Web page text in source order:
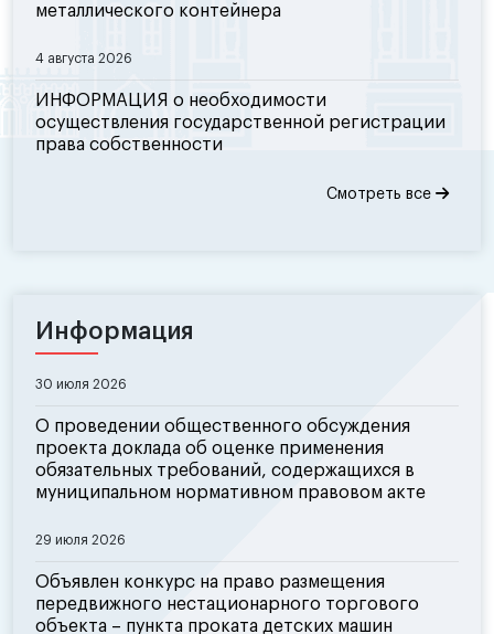
металлического контейнера
4 августа 2026
ИНФОРМАЦИЯ о необходимости
осуществления государственной регистрации
права собственности
Смотреть все
Информация
30 июля 2026
О проведении общественного обсуждения
проекта доклада об оценке применения
обязательных требований, содержащихся в
муниципальном нормативном правовом акте
29 июля 2026
Объявлен конкурс на право размещения
передвижного нестационарного торгового
объекта – пункта проката детских машин